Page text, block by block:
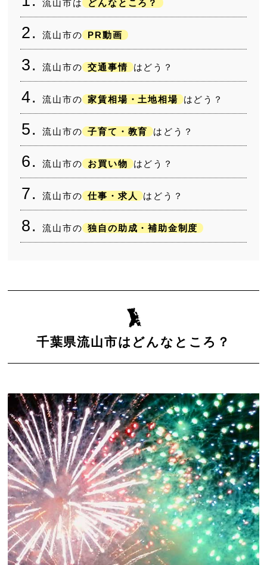
流山市は どんなところ？
流山市の PR動画
流山市の 交通事情 はどう？
流山市の 家賃相場・土地相場 はどう？
流山市の 子育て・教育 はどう？
流山市の お買い物 はどう？
流山市の 仕事・求人 はどう？
流山市の 独自の助成・補助金制度
千葉県流山市はどんなところ？